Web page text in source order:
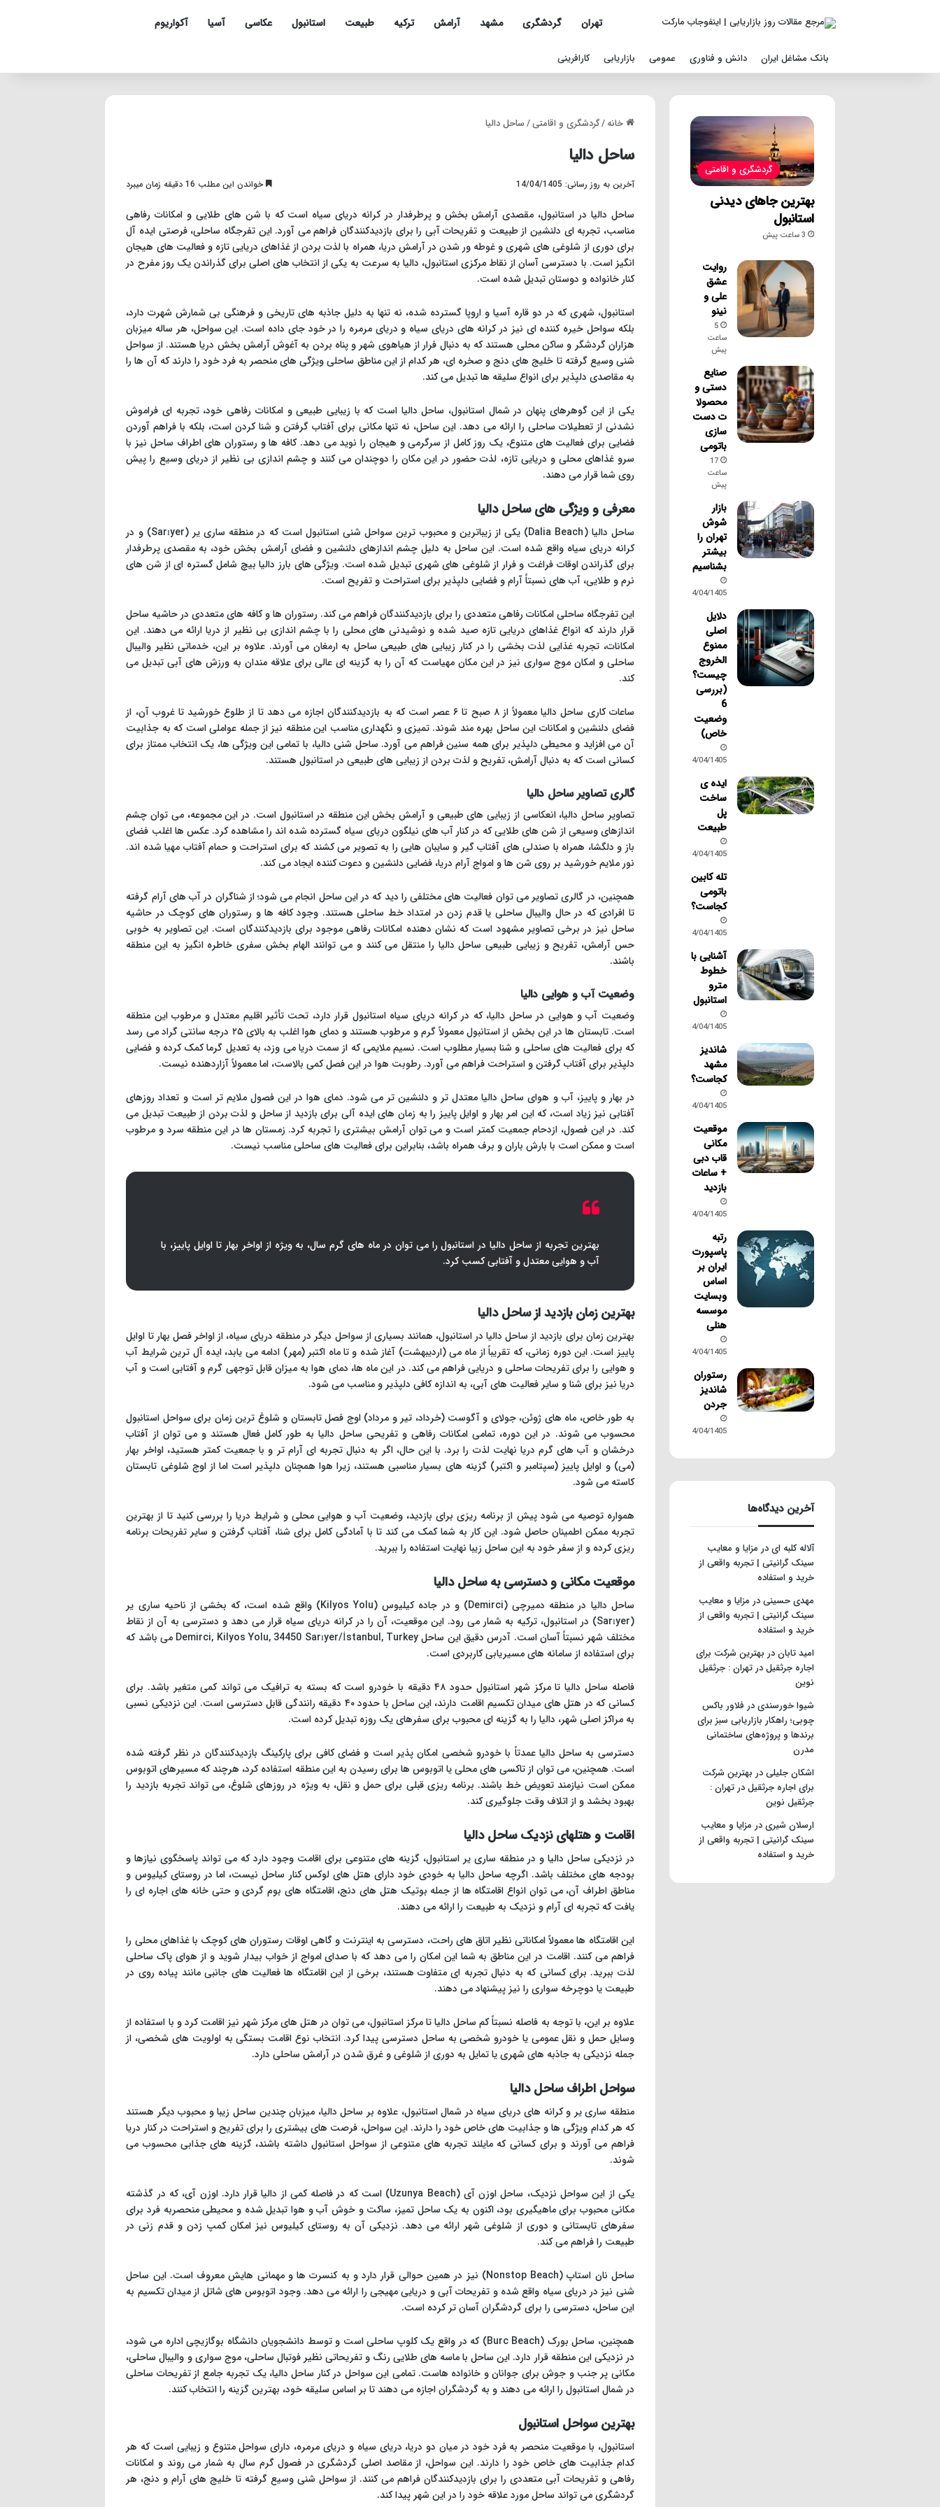
تهران گردشگری مشهد آرامش ترکیه طبیعت استانبول عکاسی آسیا آکواریوم
بانک مشاغل ایران دانش و فناوری عمومی بازاریابی کارافرینی
خانه /گردشگری و اقامتی/ساحل دالیا
ساحل دالیا
آخرین به روز رسانی: 14/04/1405 خواندن این مطلب 16 دقیقه زمان میبرد
ساحل دالیا در استانبول، مقصدی آرامش بخش و پرطرفدار در کرانه دریای سیاه است که با شن های طلایی و امکانات رفاهی
مناسب، تجربه ای دلنشین از طبیعت و تفریحات آبی را برای بازدیدکنندگان فراهم می آورد. این تفرجگاه ساحلی، فرصتی ایده آل
برای دوری از شلوغی های شهری و غوطه ور شدن در آرامش دریا، همراه با لذت بردن از غذاهای دریایی تازه و فعالیت های هیجان
انگیز است. با دسترسی آسان از نقاط مرکزی استانبول، دالیا به سرعت به یکی از انتخاب های اصلی برای گذراندن یک روز مفرح در
کنار خانواده و دوستان تبدیل شده است.
استانبول، شهری که در دو قاره آسیا و اروپا گسترده شده، نه تنها به دلیل جاذبه های تاریخی و فرهنگی بی شمارش شهرت دارد،
بلکه سواحل خیره کننده ای نیز در کرانه های دریای سیاه و دریای مرمره را در خود جای داده است. این سواحل، هر ساله میزبان
هزاران گردشگر و ساکن محلی هستند که به دنبال فرار از هیاهوی شهر و پناه بردن به آغوش آرامش بخش دریا هستند. از سواحل
شنی وسیع گرفته تا خلیج های دنج و صخره ای، هر کدام از این مناطق ساحلی ویژگی های منحصر به فرد خود را دارند که آن ها را
به مقاصدی دلپذیر برای انواع سلیقه ها تبدیل می کند.
یکی از این گوهرهای پنهان در شمال استانبول، ساحل دالیا است که با زیبایی طبیعی و امکانات رفاهی خود، تجربه ای فراموش
نشدنی از تعطیلات ساحلی را ارائه می دهد. این ساحل، نه تنها مکانی برای آفتاب گرفتن و شنا کردن است، بلکه با فراهم آوردن
فضایی برای فعالیت های متنوع، یک روز کامل از سرگرمی و هیجان را نوید می دهد. کافه ها و رستوران های اطراف ساحل نیز با
سرو غذاهای محلی و دریایی تازه، لذت حضور در این مکان را دوچندان می کنند و چشم اندازی بی نظیر از دریای وسیع را پیش
روی شما قرار می دهند.
معرفی و ویژگی های ساحل دالیا
ساحل دالیا (Dalia Beach) یکی از زیباترین و محبوب ترین سواحل شنی استانبول است که در منطقه ساری یر (Sarıyer) و در
کرانه دریای سیاه واقع شده است. این ساحل به دلیل چشم اندازهای دلنشین و فضای آرامش بخش خود، به مقصدی پرطرفدار
برای گذراندن اوقات فراغت و فرار از شلوغی های شهری تبدیل شده است. ویژگی های بارز دالیا بیچ شامل گستره ای از شن های
نرم و طلایی، آب های نسبتاً آرام و فضایی دلپذیر برای استراحت و تفریح است.
این تفرجگاه ساحلی امکانات رفاهی متعددی را برای بازدیدکنندگان فراهم می کند. رستوران ها و کافه های متعددی در حاشیه ساحل
قرار دارند که انواع غذاهای دریایی تازه صید شده و نوشیدنی های محلی را با چشم اندازی بی نظیر از دریا ارائه می دهند. این
امکانات، تجربه غذایی لذت بخشی را در کنار زیبایی های طبیعی ساحل به ارمغان می آورند. علاوه بر این، خدماتی نظیر والیبال
ساحلی و امکان موج سواری نیز در این مکان مهیاست که آن را به گزینه ای عالی برای علاقه مندان به ورزش های آبی تبدیل می
کند.
ساعات کاری ساحل دالیا معمولاً از ۸ صبح تا ۶ عصر است که به بازدیدکنندگان اجازه می دهد تا از طلوع خورشید تا غروب آن، از
فضای دلنشین و امکانات این ساحل بهره مند شوند. تمیزی و نگهداری مناسب این منطقه نیز از جمله عواملی است که به جذابیت
آن می افزاید و محیطی دلپذیر برای همه سنین فراهم می آورد. ساحل شنی دالیا، با تمامی این ویژگی ها، یک انتخاب ممتاز برای
کسانی است که به دنبال آرامش، تفریح و لذت بردن از زیبایی های طبیعی در استانبول هستند.
گالری تصاویر ساحل دالیا
تصاویر ساحل دالیا، انعکاسی از زیبایی های طبیعی و آرامش بخش این منطقه در استانبول است. در این مجموعه، می توان چشم
اندازهای وسیعی از شن های طلایی که در کنار آب های نیلگون دریای سیاه گسترده شده اند را مشاهده کرد. عکس ها اغلب فضای
باز و دلگشا، همراه با صندلی های آفتاب گیر و سایبان هایی را به تصویر می کشند که برای استراحت و حمام آفتاب مهیا شده اند.
نور ملایم خورشید بر روی شن ها و امواج آرام دریا، فضایی دلنشین و دعوت کننده ایجاد می کند.
همچنین، در گالری تصاویر می توان فعالیت های مختلفی را دید که در این ساحل انجام می شود؛ از شناگران در آب های آرام گرفته
تا افرادی که در حال والیبال ساحلی یا قدم زدن در امتداد خط ساحلی هستند. وجود کافه ها و رستوران های کوچک در حاشیه
ساحل نیز در برخی تصاویر مشهود است که نشان دهنده امکانات رفاهی موجود برای بازدیدکنندگان است. این تصاویر به خوبی
حس آرامش، تفریح و زیبایی طبیعی ساحل دالیا را منتقل می کنند و می توانند الهام بخش سفری خاطره انگیز به این منطقه
باشند.
وضعیت آب و هوایی دالیا
وضعیت آب و هوایی در ساحل دالیا، که در کرانه دریای سیاه استانبول قرار دارد، تحت تأثیر اقلیم معتدل و مرطوب این منطقه
است. تابستان ها در این بخش از استانبول معمولاً گرم و مرطوب هستند و دمای هوا اغلب به بالای ۲۵ درجه سانتی گراد می رسد
که برای فعالیت های ساحلی و شنا بسیار مطلوب است. نسیم ملایمی که از سمت دریا می وزد، به تعدیل گرما کمک کرده و فضایی
دلپذیر برای آفتاب گرفتن و استراحت فراهم می آورد. رطوبت هوا در این فصل کمی بالاست، اما معمولاً آزاردهنده نیست.
در بهار و پاییز، آب و هوای ساحل دالیا معتدل تر و دلنشین تر می شود. دمای هوا در این فصول ملایم تر است و تعداد روزهای
آفتابی نیز زیاد است، که این امر بهار و اوایل پاییز را به زمان های ایده آلی برای بازدید از ساحل و لذت بردن از طبیعت تبدیل می
کند. در این فصول، ازدحام جمعیت کمتر است و می توان آرامش بیشتری را تجربه کرد. زمستان ها در این منطقه سرد و مرطوب
است و ممکن است با بارش باران و برف همراه باشد، بنابراین برای فعالیت های ساحلی مناسب نیست.
بهترین تجربه از ساحل دالیا در استانبول را می توان در ماه های گرم سال، به ویژه از اواخر بهار تا اوایل پاییز، با
آب و هوایی معتدل و آفتابی کسب کرد.
بهترین زمان بازدید از ساحل دالیا
بهترین زمان برای بازدید از ساحل دالیا در استانبول، همانند بسیاری از سواحل دیگر در منطقه دریای سیاه، از اواخر فصل بهار تا اوایل
پاییز است. این دوره زمانی، که تقریباً از ماه می (اردیبهشت) آغاز شده و تا ماه اکتبر (مهر) ادامه می یابد، ایده آل ترین شرایط آب
و هوایی را برای تفریحات ساحلی و دریایی فراهم می کند. در این ماه ها، دمای هوا به میزان قابل توجهی گرم و آفتابی است و آب
دریا نیز برای شنا و سایر فعالیت های آبی، به اندازه کافی دلپذیر و مناسب می شود.
به طور خاص، ماه های ژوئن، جولای و آگوست (خرداد، تیر و مرداد) اوج فصل تابستان و شلوغ ترین زمان برای سواحل استانبول
محسوب می شوند. در این دوره، تمامی امکانات رفاهی و تفریحی ساحل دالیا به طور کامل فعال هستند و می توان از آفتاب
درخشان و آب های گرم دریا نهایت لذت را برد. با این حال، اگر به دنبال تجربه ای آرام تر و با جمعیت کمتر هستید، اواخر بهار
(می) و اوایل پاییز (سپتامبر و اکتبر) گزینه های بسیار مناسبی هستند، زیرا هوا همچنان دلپذیر است اما از اوج شلوغی تابستان
کاسته می شود.
همواره توصیه می شود پیش از برنامه ریزی برای بازدید، وضعیت آب و هوایی محلی و شرایط دریا را بررسی کنید تا از بهترین
تجربه ممکن اطمینان حاصل شود. این کار به شما کمک می کند تا با آمادگی کامل برای شنا، آفتاب گرفتن و سایر تفریحات برنامه
ریزی کرده و از سفر خود به این ساحل زیبا نهایت استفاده را ببرید.
موقعیت مکانی و دسترسی به ساحل دالیا
ساحل دالیا در منطقه دمیرچی (Demirci) و در جاده کیلیوس (Kilyos Yolu) واقع شده است، که بخشی از ناحیه ساری یر
(Sarıyer) در استانبول، ترکیه به شمار می رود. این موقعیت، آن را در کرانه دریای سیاه قرار می دهد و دسترسی به آن از نقاط
مختلف شهر نسبتاً آسان است. آدرس دقیق این ساحلDemirci, Kilyos Yolu, 34450 Sarıyer/İstanbul, Turkey می باشد که
برای استفاده از سامانه های مسیریابی کاربردی است.
فاصله ساحل دالیا تا مرکز شهر استانبول حدود ۴۸ دقیقه با خودرو است که بسته به ترافیک می تواند کمی متغیر باشد. برای
کسانی که در هتل های میدان تکسیم اقامت دارند، این ساحل با حدود ۴۰ دقیقه رانندگی قابل دسترسی است. این نزدیکی نسبی
به مراکز اصلی شهر، دالیا را به گزینه ای محبوب برای سفرهای یک روزه تبدیل کرده است.
دسترسی به ساحل دالیا عمدتاً با خودرو شخصی امکان پذیر است و فضای کافی برای پارکینگ بازدیدکنندگان در نظر گرفته شده
است. همچنین، می توان از تاکسی های محلی یا اتوبوس ها برای رسیدن به این منطقه استفاده کرد، هرچند که مسیرهای اتوبوس
ممکن است نیازمند تعویض خط باشند. برنامه ریزی قبلی برای حمل و نقل، به ویژه در روزهای شلوغ، می تواند تجربه بازدید را
بهبود بخشد و از اتلاف وقت جلوگیری کند.
اقامت و هتلهای نزدیک ساحل دالیا
در نزدیکی ساحل دالیا و در منطقه ساری یر استانبول، گزینه های متنوعی برای اقامت وجود دارد که می تواند پاسخگوی نیازها و
بودجه های مختلف باشد. اگرچه ساحل دالیا به خودی خود دارای هتل های لوکس کنار ساحل نیست، اما در روستای کیلیوس و
مناطق اطراف آن، می توان انواع اقامتگاه ها از جمله بوتیک هتل های دنج، اقامتگاه های بوم گردی و حتی خانه های اجاره ای را
یافت که تجربه ای آرام و نزدیک به طبیعت را ارائه می دهند.
این اقامتگاه ها معمولاً امکاناتی نظیر اتاق های راحت، دسترسی به اینترنت و گاهی اوقات رستوران های کوچک با غذاهای محلی را
فراهم می کنند. اقامت در این مناطق به شما این امکان را می دهد که با صدای امواج از خواب بیدار شوید و از هوای پاک ساحلی
لذت ببرید. برای کسانی که به دنبال تجربه ای متفاوت هستند، برخی از این اقامتگاه ها فعالیت های جانبی مانند پیاده روی در
طبیعت یا دوچرخه سواری را نیز پیشنهاد می دهند.
علاوه بر این، با توجه به فاصله نسبتاً کم ساحل دالیا تا مرکز استانبول، می توان در هتل های مرکز شهر نیز اقامت کرد و با استفاده از
وسایل حمل و نقل عمومی یا خودرو شخصی به ساحل دسترسی پیدا کرد. انتخاب نوع اقامت بستگی به اولویت های شخصی، از
جمله نزدیکی به جاذبه های شهری یا تمایل به دوری از شلوغی و غرق شدن در آرامش ساحلی دارد.
سواحل اطراف ساحل دالیا
منطقه ساری یر و کرانه های دریای سیاه در شمال استانبول، علاوه بر ساحل دالیا، میزبان چندین ساحل زیبا و محبوب دیگر هستند
که هر کدام ویژگی ها و جذابیت های خاص خود را دارند. این سواحل، فرصت های بیشتری را برای تفریح و استراحت در کنار دریا
فراهم می آورند و برای کسانی که مایلند تجربه های متنوعی از سواحل استانبول داشته باشند، گزینه های جذابی محسوب می
شوند.
یکی از این سواحل نزدیک، ساحل اوزن آی (Uzunya Beach) است که در فاصله کمی از دالیا قرار دارد. اوزن آی، که در گذشته
مکانی محبوب برای ماهیگیری بود، اکنون به یک ساحل تمیز، ساکت و خوش آب و هوا تبدیل شده و محیطی منحصربه فرد برای
سفرهای تابستانی و دوری از شلوغی شهر ارائه می دهد. نزدیکی آن به روستای کیلیوس نیز امکان کمپ زدن و قدم زنی در
طبیعت را فراهم می کند.
ساحل نان استاپ (Nonstop Beach) نیز در همین حوالی قرار دارد و به کنسرت ها و مهمانی هایش معروف است. این ساحل
شنی نیز در دریای سیاه واقع شده و تفریحات آبی و دریایی مهیجی را ارائه می دهد. وجود اتوبوس های شاتل از میدان تکسیم به
این ساحل، دسترسی را برای گردشگران آسان تر کرده است.
همچنین، ساحل بورک (Burc Beach) که در واقع یک کلوپ ساحلی است و توسط دانشجویان دانشگاه بوگازیچی اداره می شود،
در نزدیکی این منطقه قرار دارد. این ساحل با ماسه های طلایی رنگ و تفریحاتی نظیر فوتبال ساحلی، موج سواری و والیبال ساحلی،
مکانی پر جنب و جوش برای جوانان و خانواده هاست. تمامی این سواحل در کنار ساحل دالیا، یک تجربه جامع از تفریحات ساحلی
در شمال استانبول را ارائه می دهند و به گردشگران اجازه می دهند تا بر اساس سلیقه خود، بهترین گزینه را انتخاب کنند.
بهترین سواحل استانبول
استانبول، با موقعیت منحصر به فرد خود در میان دو دریا، دریای سیاه و دریای مرمره، دارای سواحل متنوع و زیبایی است که هر
کدام جذابیت های خاص خود را دارند. این سواحل، از مقاصد اصلی گردشگری در فصول گرم سال به شمار می روند و امکانات
رفاهی و تفریحات آبی متعددی را برای بازدیدکنندگان فراهم می کنند. از سواحل شنی وسیع گرفته تا خلیج های آرام و دنج، هر
گردشگری می تواند ساحل مورد علاقه خود را در این شهر پیدا کند.
گردشگری و اقامتی
بهترین جاهای دیدنی
استانبول
3 ساعت پیش
روایت
عشق
علی و
نینو
5
ساعت
پیش
صنایع
دستی و
محصولا
ت دست
سازی
باتومی
17
ساعت
پیش
بازار
شوش
تهران را
بیشتر
بشناسیم
14/04/1405
دلایل
اصلی
ممنوع
الخروج
چیست؟
(بررسی
6
وضعیت
خاص)
14/04/1405
ایده ی
ساخت
پل
طبیعت
14/04/1405
تله کابین
باتومی
کجاست؟
14/04/1405
آشنایی با
خطوط
مترو
استانبول
14/04/1405
شاندیز
مشهد
کجاست؟
14/04/1405
موقعیت
مکانی
قاب دبی
+ ساعات
بازدید
14/04/1405
رتبه
پاسپورت
ایران بر
اساس
وبسایت
موسسه
هنلی
14/04/1405
رستوران
شاندیز
جردن
14/04/1405
آخرین دیدگاه‌ها
آلاله کلبه ایدر مزایا و معایب
سینک گرانیتی | تجربه واقعی از
خرید و استفاده
مهدی حسینیدر مزایا و معایب
سینک گرانیتی | تجربه واقعی از
خرید و استفاده
امید تاباندر بهترین شرکت برای
اجاره جرثقیل در تهران : جرثقیل
نوین
شیوا خورسندیدر فلاور باکس
چوبی؛ راهکار بازاریابی سبز برای
برندها و پروژه‌های ساختمانی
مدرن
اشکان جلیلیدر بهترین شرکت
برای اجاره جرثقیل در تهران :
جرثقیل نوین
ارسلان شیریدر مزایا و معایب
سینک گرانیتی | تجربه واقعی از
خرید و استفاده